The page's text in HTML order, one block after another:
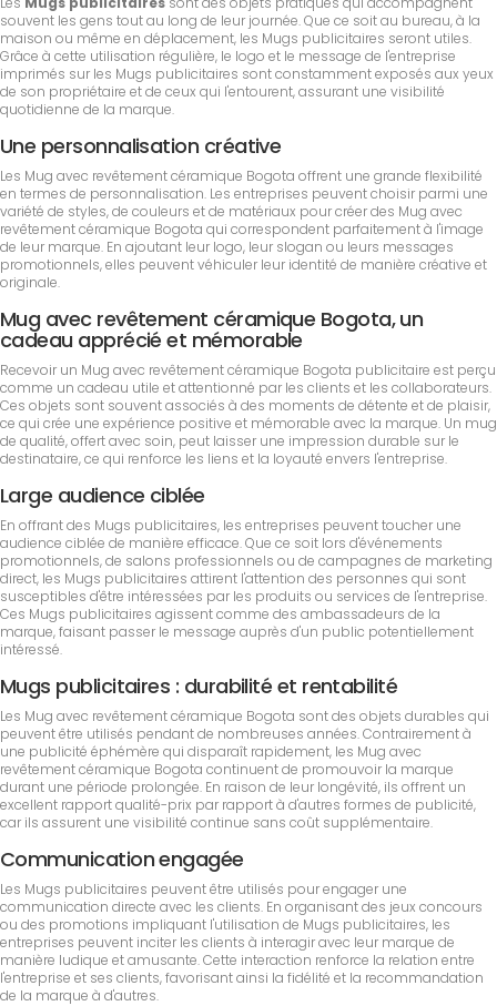
souvent les gens tout au long de leur journée. Que ce soit au bureau, à la
maison ou même en déplacement, les Mugs publicitaires seront utiles.
Grâce à cette utilisation régulière, le logo et le message de l'entreprise
imprimés sur les Mugs publicitaires sont constamment exposés aux yeux
de son propriétaire et de ceux qui l'entourent, assurant une visibilité
quotidienne de la marque.
Une personnalisation créative
Les Mug avec revêtement céramique Bogota offrent une grande flexibilité
en termes de personnalisation. Les entreprises peuvent choisir parmi une
variété de styles, de couleurs et de matériaux pour créer des Mug avec
revêtement céramique Bogota qui correspondent parfaitement à l'image
de leur marque. En ajoutant leur logo, leur slogan ou leurs messages
promotionnels, elles peuvent véhiculer leur identité de manière créative et
originale.
Mug avec revêtement céramique Bogota, un
cadeau apprécié et mémorable
Recevoir un Mug avec revêtement céramique Bogota publicitaire est perçu
comme un cadeau utile et attentionné par les clients et les collaborateurs.
Ces objets sont souvent associés à des moments de détente et de plaisir,
ce qui crée une expérience positive et mémorable avec la marque. Un mug
de qualité, offert avec soin, peut laisser une impression durable sur le
destinataire, ce qui renforce les liens et la loyauté envers l'entreprise.
Large audience ciblée
En offrant des Mugs publicitaires, les entreprises peuvent toucher une
audience ciblée de manière efficace. Que ce soit lors d'événements
promotionnels, de salons professionnels ou de campagnes de marketing
direct, les Mugs publicitaires attirent l'attention des personnes qui sont
susceptibles d'être intéressées par les produits ou services de l'entreprise.
Ces Mugs publicitaires agissent comme des ambassadeurs de la
marque, faisant passer le message auprès d'un public potentiellement
intéressé.
Mugs publicitaires : durabilité et rentabilité
Les Mug avec revêtement céramique Bogota sont des objets durables qui
peuvent être utilisés pendant de nombreuses années. Contrairement à
une publicité éphémère qui disparaît rapidement, les Mug avec
revêtement céramique Bogota continuent de promouvoir la marque
durant une période prolongée. En raison de leur longévité, ils offrent un
excellent rapport qualité-prix par rapport à d'autres formes de publicité,
car ils assurent une visibilité continue sans coût supplémentaire.
Communication engagée
Les Mugs publicitaires peuvent être utilisés pour engager une
communication directe avec les clients. En organisant des jeux concours
ou des promotions impliquant l'utilisation de Mugs publicitaires, les
entreprises peuvent inciter les clients à interagir avec leur marque de
manière ludique et amusante. Cette interaction renforce la relation entre
l'entreprise et ses clients, favorisant ainsi la fidélité et la recommandation
de la marque à d'autres.